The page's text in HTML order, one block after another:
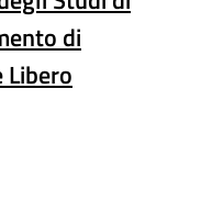
di